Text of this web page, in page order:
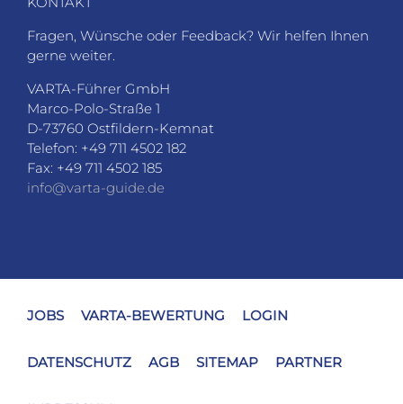
Fragen, Wünsche oder Feedback? Wir helfen Ihnen
gerne weiter.
VARTA-Führer GmbH
Marco-Polo-Straße 1
D-73760 Ostfildern-Kemnat
Telefon: +49 711 4502 182
Fax: +49 711 4502 185
info@varta-guide.de
JOBS VARTA-BEWERTUNG LOGIN
DATENSCHUTZ AGB SITEMAP PARTNER